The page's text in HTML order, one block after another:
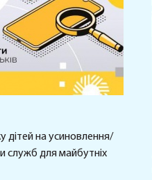
дітей на усиновлення/
служб для майбутніх